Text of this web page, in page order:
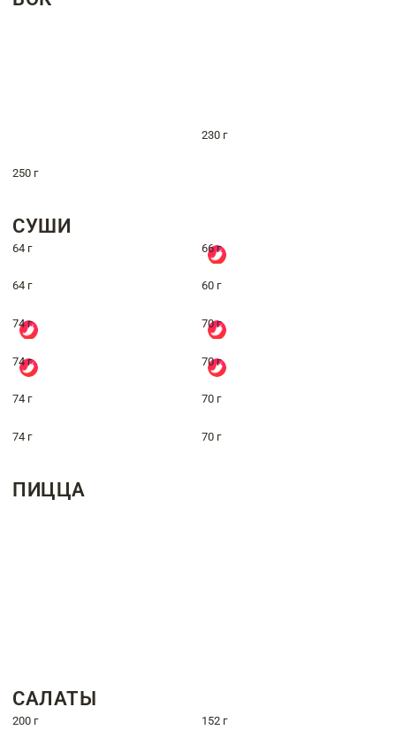
230 г
250 г
СУШИ
64 г 66 г
64 г 60 г
74 г 70 г
74 г 70 г
74 г 70 г
74 г 70 г
ПИЦЦА
САЛАТЫ
200 г 152 г